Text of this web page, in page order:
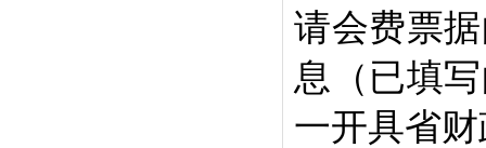
请会费票
息（已填
一开具省